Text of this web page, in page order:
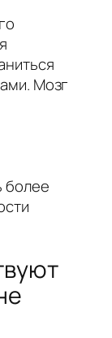
Мозг
более